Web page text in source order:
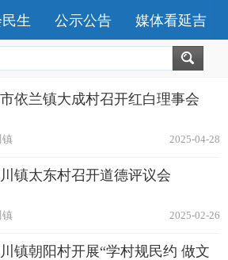
生 公示公告 媒体看延吉
依兰镇大成村召开红白理事会
2025-04-28
镇
镇太东村召开道德评议会
2025-02-26
镇
镇朝阳村开展“学村规民约 做文